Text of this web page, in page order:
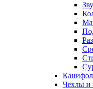
Чехлы и